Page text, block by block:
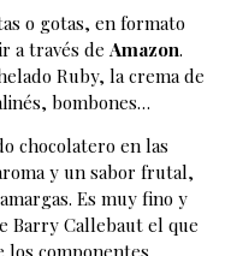
o gotas, en formato
a través de Amazon.
Ruby, la crema de
bombones…
chocolatero en las
y un sabor frutal,
Es muy fino y
Barry Callebaut el que